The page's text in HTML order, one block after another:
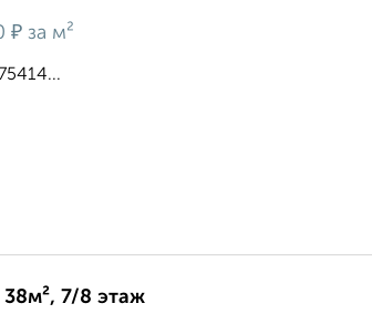
₽ за м²
38м², 7/8 этаж